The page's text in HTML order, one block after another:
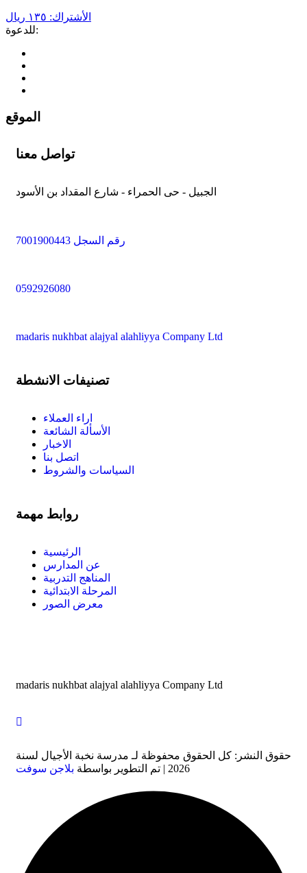
الأشتراك: ١٣٥ ريال
للدعوة:
الموقع
تواصل معنا
الجبيل - حى الحمراء - شارع المقداد بن الأسود
رقم السجل 7001900443
0592926080
madaris nukhbat alajyal alahliyya Company Ltd
تصنيفات الانشطة
اراء العملاء
الأسألة الشائعة
الاخبار
اتصل بنا
السياسات والشروط
روابط مهمة
الرئيسية
عن المدارس
المناهج التدربية
المرحلة الابتدائية
معرض الصور
madaris nukhbat alajyal alahliyya Company Ltd
حقوق النشر: كل الحقوق محفوظة لـ مدرسة نخبة الأجيال لسنة
2026 | تم التطوير بواسطة
بلاجن سوفت